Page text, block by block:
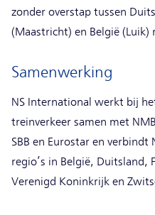
zonder overstap tussen
(Maastricht) en België (Luik)
Samenwerking
NS International werkt bij
treinverkeer samen met
SBB en Eurostar en
regio’s in België,
Verenigd Koninkrijk en